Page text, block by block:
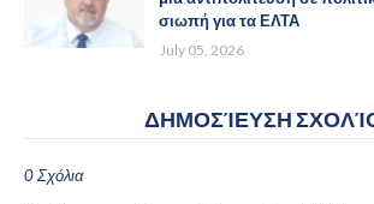
σιωπή για τα ΕΛΤΑ
July 05, 2026
ΔΗΜΟΣΊΕΥΣΗ
0 Σχόλια